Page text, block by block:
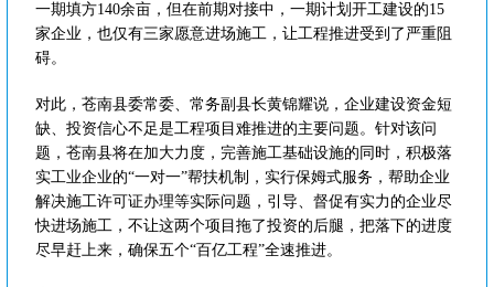
一期填方140余亩，但在前期对接中，一期计划开工建设的15
家企业，也仅有三家愿意进场施工，让工程推进受到了严重阻
碍。
对此，苍南县委常委、常务副县长黄锦耀说，企业建设资金短
缺、投资信心不足是工程项目难推进的主要问题。针对该问
题，苍南县将在加大力度，完善施工基础设施的同时，积极落
实工业企业的“一对一”帮扶机制，实行保姆式服务，帮助企业
解决施工许可证办理等实际问题，引导、督促有实力的企业尽
快进场施工，不让这两个项目拖了投资的后腿，把落下的进度
尽早赶上来，确保五个“百亿工程”全速推进。